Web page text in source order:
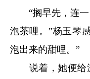
“搁早先，连一
泡茶哩。”杨玉琴
泡出来的甜哩。”
说着，她便给